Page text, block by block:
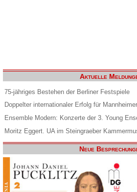
Aktuelle
75-jähriges Bestehen der Berliner Festspiele
Doppelter internationaler Erfolg für
Ensemble Modern: Konzerte der 3. Young
Moritz Eggert. UA im Steingraeber
Neue